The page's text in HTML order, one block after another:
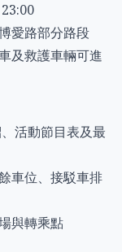
愛路部分路段
及救護車輛可進
活動節目表及最
車位、接駁車排
與轉乘點